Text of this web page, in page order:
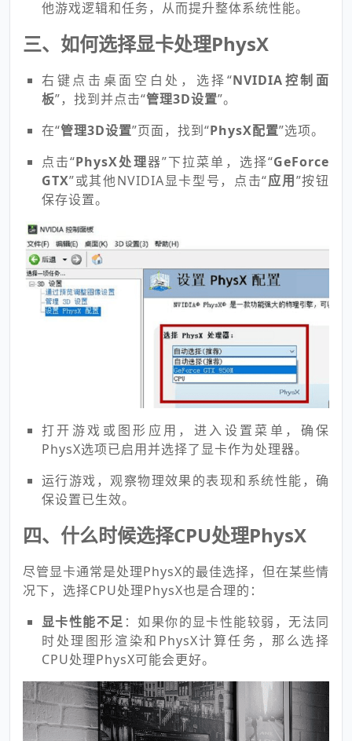
他游戏逻辑和任务，从而提升整体系统性能。
三、如何选择显卡处理PhysX
右键点击桌面空白处，选择“NVIDIA控制面
板”，找到并点击“管理3D设置”。
在“管理3D设置”页面，找到“PhysX配置”选项。
点击“PhysX处理器”下拉菜单，选择“GeForce
GTX”或其他NVIDIA显卡型号，点击“应用”按钮
保存设置。
打开游戏或图形应用，进入设置菜单，确保
PhysX选项已启用并选择了显卡作为处理器。
运行游戏，观察物理效果的表现和系统性能，确
保设置已生效。
四、什么时候选择CPU处理PhysX
尽管显卡通常是处理PhysX的最佳选择，但在某些情
况下，选择CPU处理PhysX也是合理的：
显卡性能不足 ：如果你的显卡性能较弱，无法同
时处理图形渲染和PhysX计算任务，那么选择
CPU处理PhysX可能会更好。